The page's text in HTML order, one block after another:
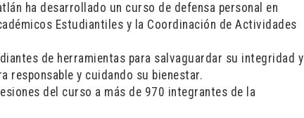
ha desarrollado un curso de defensa personal en
Estudiantiles y la Coordinación de Actividades
de herramientas para salvaguardar su integridad y
responsable y cuidando su bienestar.
del curso a más de 970 integrantes de la